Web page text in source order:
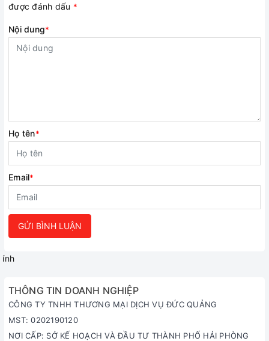
được đánh dấu *
Nội dung*
Họ tên*
Email*
GỬI BÌNH LUẬN
ính
THÔNG TIN DOANH NGHIỆP
CÔNG TY TNHH THƯƠNG MẠI DỊCH VỤ ĐỨC QUẢNG
MST: 0202190120
NƠI CẤP: SỞ KẾ HOẠCH VÀ ĐẦU TƯ THÀNH PHỐ HẢI PHÒNG